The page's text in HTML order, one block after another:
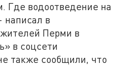
Где водоотведение на
в
Перми в
в соцсети
также сообщили, что